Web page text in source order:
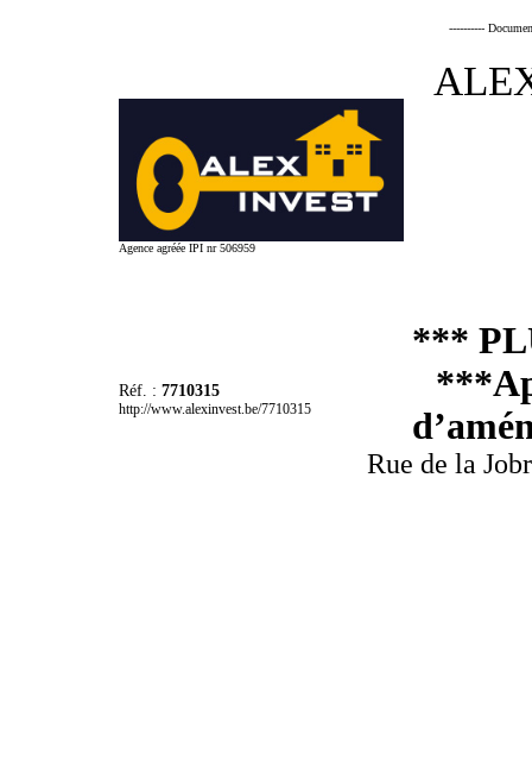
----------
Agence agréée IPI nr 506959
Réf. : 7710315
http://www.alexinvest.be/7710315
***
Rue de la